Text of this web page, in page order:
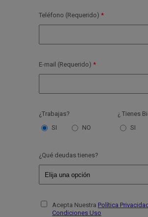
Teléfono (Requerido)
E-mail (Requerido)
¿Trabajas?
SI
NO
¿ Tienes
SI
¿Qué deudas tienes?
Acepta Nuestra Política Privacidad
Condiciones Uso